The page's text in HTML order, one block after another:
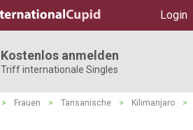
Login
Kostenlos anmelden
Triff internationale Singles
> Frauen > Tansanische > Kilimanjaro
>